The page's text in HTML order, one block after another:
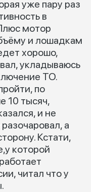
уже пару раз
в
мотор
и лошадкам
хорошо,
укладываюсь
ТО.
по
10 тысяч,
и не
а
Кстати,
которой
читал что у